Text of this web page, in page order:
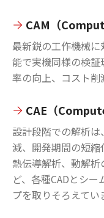
CAM（
最新鋭の工作機械
能で実機同様の検
率の向上、コスト削
CAE（
設計段階での解析
減、開発期間の短縮
熱伝導解析、動解
ど、各種CADとシ
プを取りそろえてい